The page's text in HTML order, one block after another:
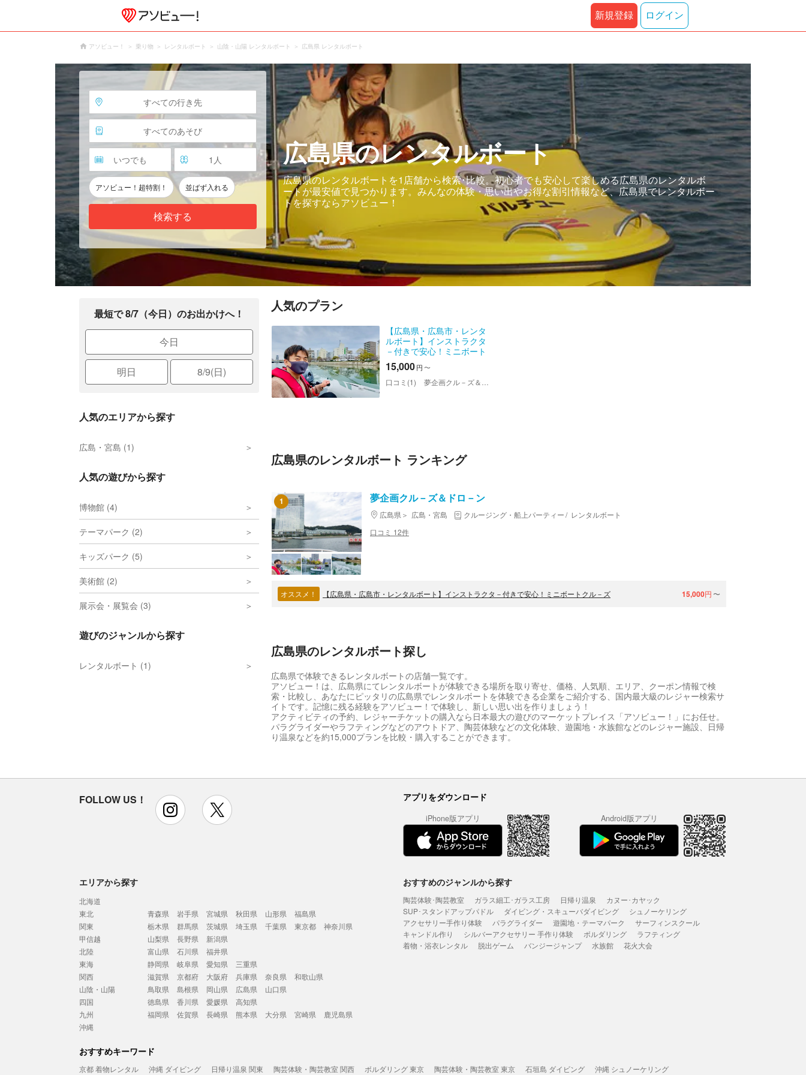
新規登録 ログイン
アソビュー！ 乗り物 レンタルボート 山陰・山陽 レンタルボート 広島県 レンタルボート
すべての行き先
すべてのあそび
いつでも 1 人
アソビュー！超特割！ 並ばず入れる
検索する
広島県のレンタルボート
広島県のレンタルボートを1店舗から検索･比較。初心者でも安心して楽しめる広島県のレンタルボ
ートが最安値で見つかります。みんなの体験・思い出やお得な割引情報など、広島県でレンタルボー
トを探すならアソビュー！
最短で 8/7（今日）のお出かけへ！
今日
明日 8/9(日)
人気のエリアから探す
広島・宮島 (1)
人気の遊びから探す
博物館 (4)
テーマパーク (2)
キッズパーク (5)
美術館 (2)
展示会・展覧会 (3)
遊びのジャンルから探す
レンタルボート (1)
人気のプラン
【広島県・広島市・レンタ
ルボート】インストラクタ
－付きで安心！ミニボート
クル－ズ
15,000円 〜
口コミ(1) 夢企画クル－ズ＆ドロ－ン
広島県のレンタルボート ランキング
1 夢企画クル－ズ＆ドロ－ン
広島県 広島・宮島 クルージング・船上パーティー
レンタルボート
口コミ 12件
オススメ！ 【広島県・広島市・レンタルボート】インストラクタ－付きで安心！ミニボートクル－ズ 15,000円 〜
広島県のレンタルボート探し
広島県で体験できるレンタルボートの店舗一覧です。
アソビュー！は、広島県にてレンタルボートが体験できる場所を取り寄せ、価格、人気順、エリア、クーポン情報で検
索・比較し、あなたにピッタリの広島県でレンタルボートを体験できる企業をご紹介する、国内最大級のレジャー検索サ
イトです。記憶に残る経験をアソビュー！で体験し、新しい思い出を作りましょう！
アクティビティの予約、レジャーチケットの購入なら日本最大の遊びのマーケットプレイス「アソビュー！」にお任せ。
パラグライダーやラフティングなどのアウトドア、陶芸体験などの文化体験、遊園地・水族館などのレジャー施設、日帰
り温泉などを約15,000プランを比較・購入することができます。
FOLLOW US！ instagram アプリをダウンロード
iPhone版アプリ Android版アプリ
エリアから探す
北海道
東北
青森県 岩手県 宮城県 秋田県 山形県
福島県
関東
栃木県 群馬県 茨城県 埼玉県 千葉県 東京都
神奈川県
甲信越
山梨県 長野県
新潟県
北陸
富山県 石川県
福井県
東海
静岡県 岐阜県 愛知県
三重県
関西
滋賀県 京都府 大阪府 兵庫県 奈良県
和歌山県
山陰・山陽
鳥取県 島根県 岡山県 広島県
山口県
四国
徳島県 香川県 愛媛県
高知県
九州
福岡県 佐賀県 長崎県 熊本県 大分県 宮崎県
鹿児島県
沖縄
おすすめのジャンルから探す
陶芸体験･陶芸教室 ガラス細工･ガラス工房 日帰り温泉
カヌー･カヤック
SUP･スタンドアップパドル
ダイビング・スキューバダイビング
シュノーケリング
アクセサリー手作り体験
パラグライダー 遊園地・テーマパーク
サーフィンスクール
キャンドル作り
シルバーアクセサリー 手作り体験 ボルダリング
ラフティング
着物・浴衣レンタル
脱出ゲーム バンジージャンプ 水族館 花火大会
おすすめキーワード
京都 着物レンタル 沖縄 ダイビング 日帰り温泉 関東 陶芸体験・陶芸教室 関西 ボルダリング 東京 陶芸体験・陶芸教室 東京 石垣島 ダイビング 沖縄 シュノーケリング